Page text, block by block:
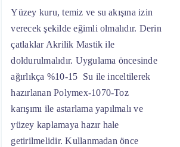
Yüzey kuru, temiz ve su akışına izin
verecek şekilde eğimli olmalıdır. Derin
çatlaklar Akrilik Mastik ile
doldurulmalıdır. Uygulama öncesinde
ağırlıkça %10-15 Su ile inceltilerek
hazırlanan Polymex-1070-Toz
karışımı ile astarlama yapılmalı ve
yüzey kaplamaya hazır hale
getirilmelidir. Kullanmadan önce